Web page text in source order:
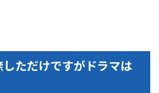
ただけですがドラマは